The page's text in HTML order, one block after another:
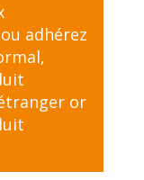
ou adhérez
,
or